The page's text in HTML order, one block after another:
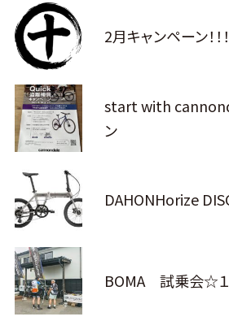
2月キャンペーン！！！
start with
ン
DAHONHorize
BOMA 試乗会☆